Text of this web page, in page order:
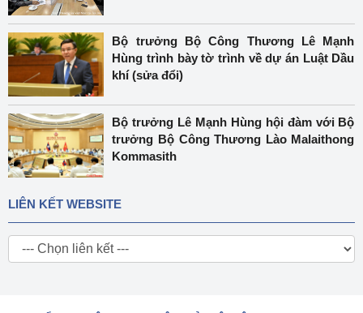
Bộ trưởng Bộ Công Thương Lê Mạnh
Hùng trình bày tờ trình về dự án Luật Dầu
khí (sửa đổi)
Bộ trưởng Lê Mạnh Hùng hội đàm với Bộ
trưởng Bộ Công Thương Lào Malaithong
Kommasith
LIÊN KẾT WEBSITE